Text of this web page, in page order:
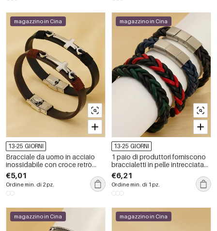
magazzino in Cina
13-25 GIORNI
Bracciale da uomo in acciaio
inossidabile con croce retrò
della serie classica, 1 pezzo
€5,01
Ordine min. di 2 pz.
magazzino in Cina
13-25 GIORNI
1 paio di produttori forniscono
braccialetti in pelle intrecciata
per uomo e donna, braccialetti
alla moda transfrontalieri,
braccialetti unisex da uomo
€6,21
Ordine min. di 1 pz.
magazzino in Cina magazzino in Cina